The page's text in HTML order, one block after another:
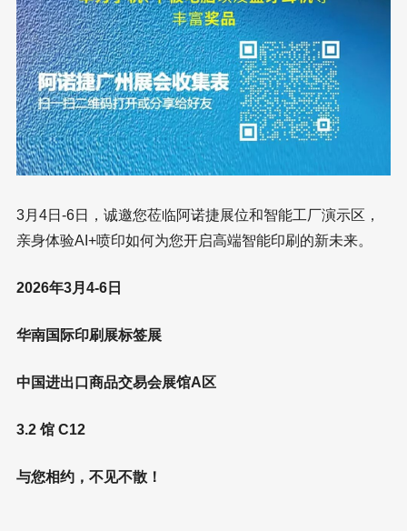
3月4日-6日，诚邀您莅临阿诺捷展位和智能工厂演示区，
亲身体验AI+喷印如何为您开启高端智能印刷的新未来。
2026年3月4-6日
华南国际印刷展标签展
中国进出口商品交易会展馆A区
3.2 馆 C12
与您相约，不见不散！